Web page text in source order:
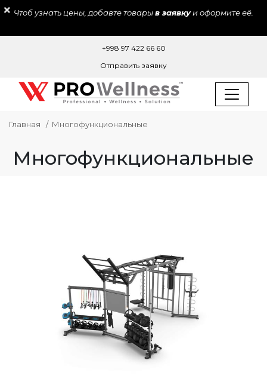
Чтоб узнать цены, добавте товарыв заявкуи оформите её.
+998 97 422 66 60
Отправить заявку
Главная Многофункциональные
Многофункциональные